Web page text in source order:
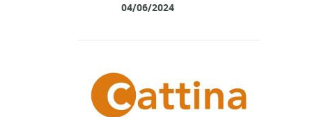
04/06/2024